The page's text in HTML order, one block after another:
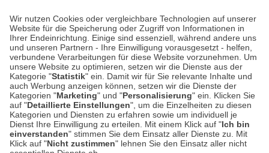
Wir nutzen Cookies oder vergleichbare Technologien auf unserer
Website für die Speicherung oder Zugriff von Informationen in
Ihrer Endeinrichtung. Einige sind essenziell, während andere uns
und unseren Partnern - Ihre Einwilligung vorausgesetzt - helfen,
verbundene Verarbeitungen für diese Website vorzunehmen. Um
unsere Website zu optimieren, setzen wir die Dienste aus der
Kategorie "Statistik" ein. Damit wir für Sie relevante Inhalte und
auch Werbung anzeigen können, setzen wir die Dienste der
Kategorien "Marketing" und "Personalisierung" ein. Klicken Sie
auf "Detaillierte Einstellungen", um die Einzelheiten zu diesen
Kategorien und Diensten zu erfahren sowie um individuell je
Dienst Ihre Einwilligung zu erteilen. Mit einem Klick auf "Ich bin
einverstanden" stimmen Sie dem Einsatz aller Dienste zu. Mit
Klick auf "Nicht zustimmen" lehnen Sie den Einsatz aller nicht
Unser Geschäft in Meckenheim
Auf dem Steinbüchel 6
53340 Meckenheim
Montag bis Samstag 9:00 Uhr bis 18:00 Uhr
weitere Information